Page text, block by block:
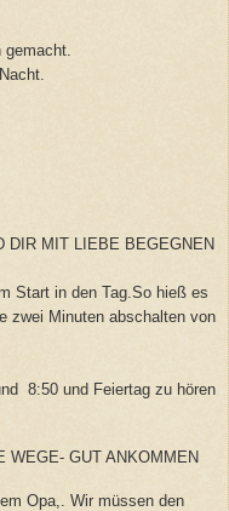
DIR MIT LIEBE BEGEGNEN
Start in den Tag.So hieß es
zwei Minuten abschalten von
8:50 und Feiertag zu hören
WEGE- GUT ANKOMMEN
Opa,. Wir müssen den